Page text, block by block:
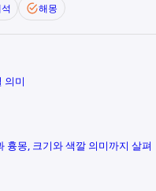
해몽
의미
흉몽, 크기와 색깔 의미까지 살펴